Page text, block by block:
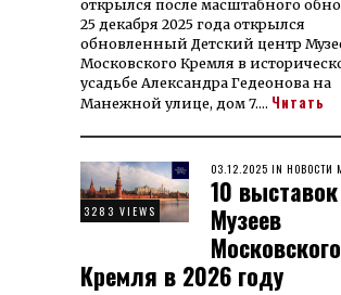
открылся после масштабного
25 декабря 2025 года открылся
обновленный Детский центр
Московского Кремля в
усадьбе Александра Гедеонова на
Манежной улице, дом 7.… Читать
3283 VIEWS
POSTED
ON
03.12.2025 26.12.2025
IN НОВОСТИ
10 выставок
Музеев
Московского
Кремля в 2026 году